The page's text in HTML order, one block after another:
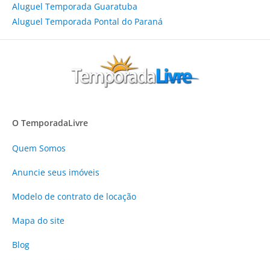
Aluguel Temporada Guaratuba
Aluguel Temporada Pontal do Paraná
O TemporadaLivre
Quem Somos
Anuncie seus imóveis
Modelo de contrato de locação
Mapa do site
Blog